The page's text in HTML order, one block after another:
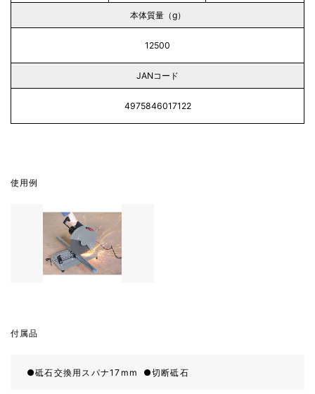
本体質量（g）
12500
JANコード
4975846017122
使用例
付属品
砥石交換用スパナ17mm 切断砥石